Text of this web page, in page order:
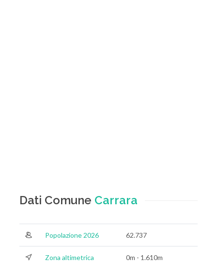
Dati Comune Carrara
Popolazione 2026 62.737
Zona altimetrica 0m - 1.610m